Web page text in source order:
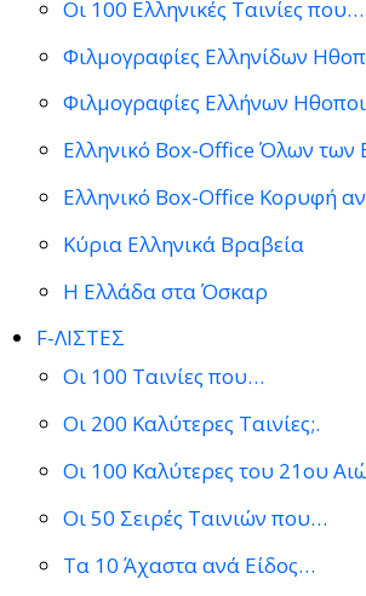
Οι 100 Ελληνικές Ταινίες που…
Φιλμογραφίες Ελληνίδων
Φιλμογραφίες Ελλήνων
Ελληνικό Box-Office Όλων των
Ελληνικό Box-Office Κορυφή
Κύρια Ελληνικά Βραβεία
Η Ελλάδα στα Όσκαρ
F-ΛΙΣΤΕΣ
Οι 100 Ταινίες που…
Οι 200 Καλύτερες Ταινίες;.
Οι 100 Καλύτερες του 21ου
Οι 50 Σειρές Ταινιών που…
Τα 10 Άχαστα ανά Είδος…